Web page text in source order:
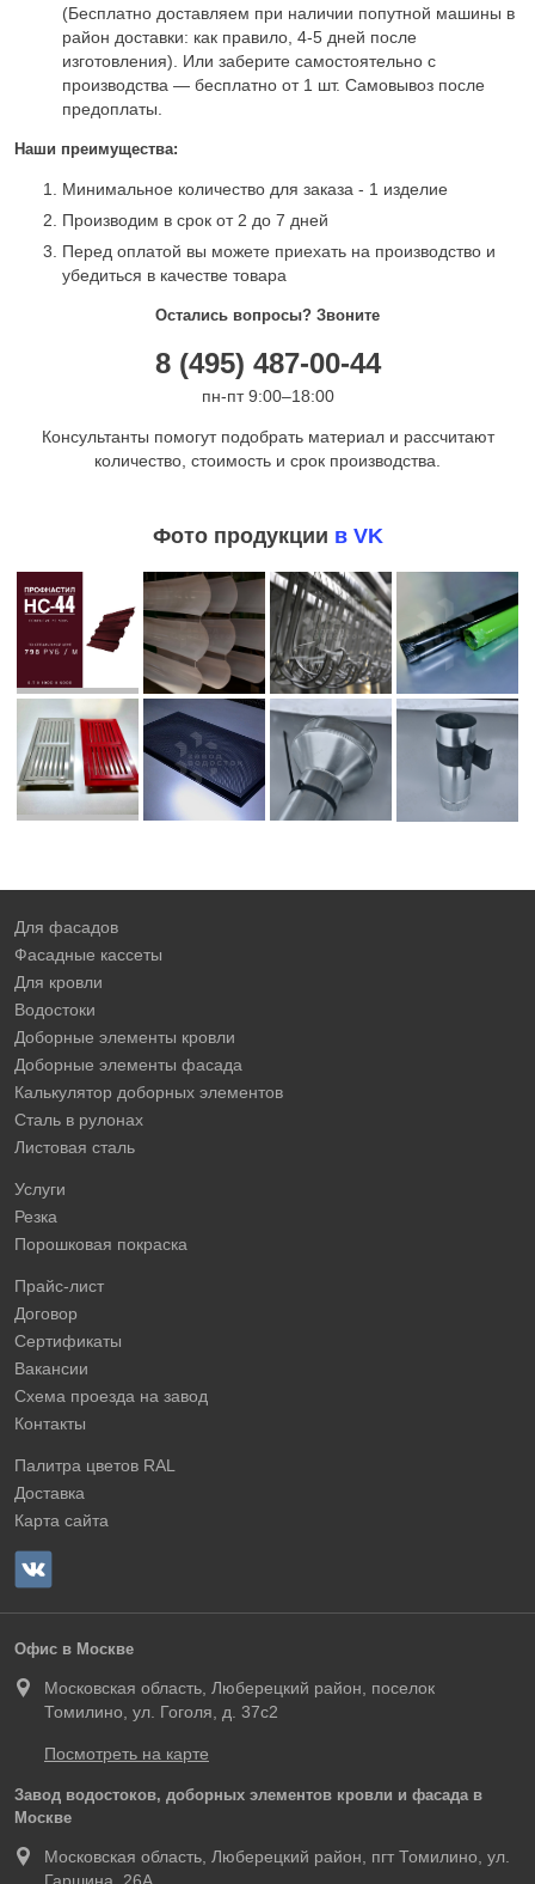
(Бесплатно доставляем при наличии попутной машины в
район доставки: как правило, 4-5 дней после
изготовления). Или заберите самостоятельно с
производства — бесплатно от 1 шт. Самовывоз после
предоплаты.
Наши преимущества:
Минимальное количество для заказа - 1 изделие
Производим в срок от 2 до 7 дней
Перед оплатой вы можете приехать на производство и
убедиться в качестве товара
Остались вопросы? Звоните
8 (495) 487-00-44
пн-пт 9:00–18:00
Консультанты помогут подобрать материал и рассчитают
количество, стоимость и срок производства.
Фото продукции в VK
Для фасадов
Фасадные кассеты
Для кровли
Водостоки
Доборные элементы кровли
Доборные элементы фасада
Калькулятор доборных элементов
Сталь в рулонах
Листовая сталь
Услуги
Резка
Порошковая покраска
Прайс-лист
Договор
Сертификаты
Вакансии
Схема проезда на завод
Контакты
Палитра цветов RAL
Доставка
Карта сайта
Офис в Москве
Московская область, Люберецкий район, поселок
Томилино, ул. Гоголя, д. 37с2
Посмотреть на карте
Завод водостоков, доборных элементов кровли и фасада в
Москве
Московская область, Люберецкий район, пгт Томилино, ул.
Гаршина, 26А